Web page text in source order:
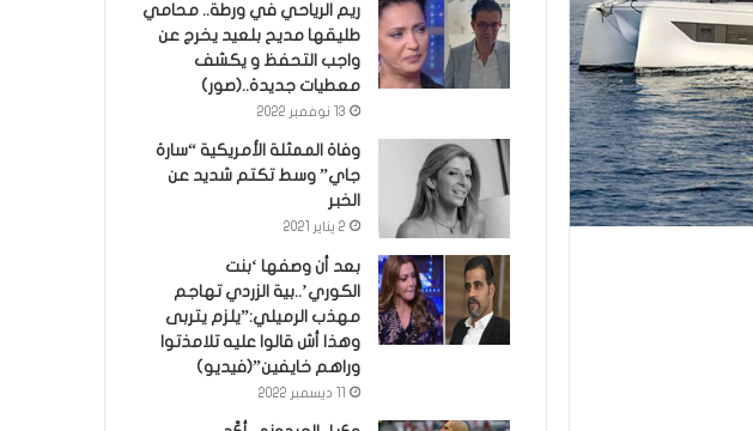
ريم الرياحي في ورطة.. محامي
طليقها مديح بلعيد يخرج عن
واجب التحفظ و يكشف
معطيات جديدة..(صور)
13 نوفمبر 2022
وفاة الممثلة الأمريكية “سارة
جاي” وسط تكتم شديد عن
الخبر
2 يناير 2021
بعد أن وصفها ‘بنت
الكوري’..بية الزردي تهاجم
مهذب الرميلي:”يلزم يتربى
وهذا أش قالوا عليه تلامذتوا
وراهم خايفين”(فيديو)